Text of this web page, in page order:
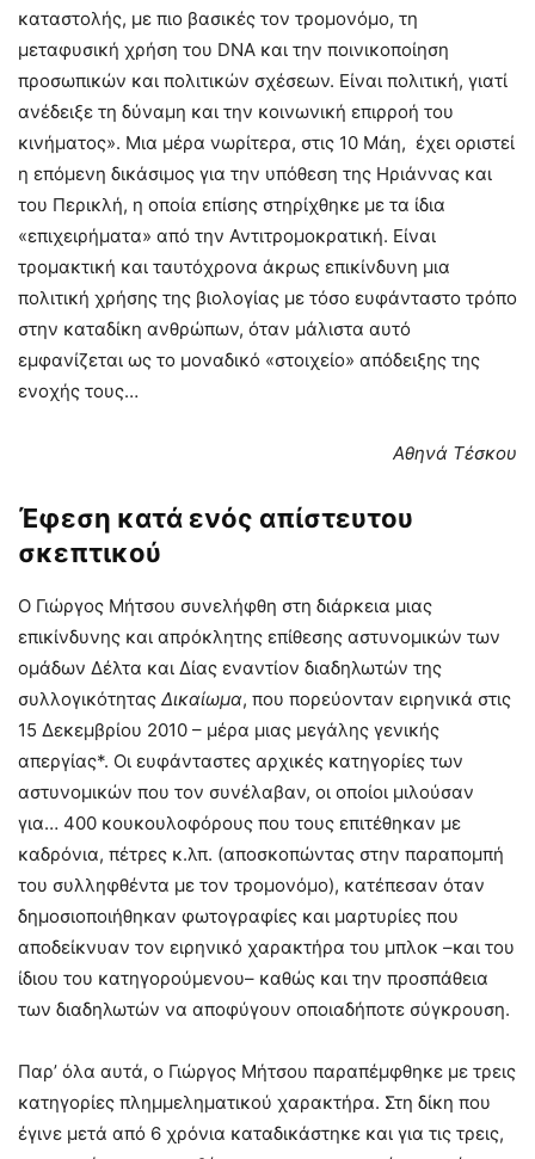
καταστολής, με πιο βασικές τον τρομονόμο, τη
μεταφυσική χρήση του DNA και την ποινικοποίηση
προσωπικών και πολιτικών σχέσεων. Είναι πολιτική, γιατί
ανέδειξε τη δύναμη και την κοινωνική επιρροή του
κινήματος». Mια μέρα νωρίτερα, στις 10 Μάη, έχει οριστεί
η επόμενη δικάσιμος για την υπόθεση της Ηριάννας και
του Περικλή, η οποία επίσης στηρίχθηκε με τα ίδια
«επιχειρήματα» από την Αντιτρομοκρατική. Είναι
τρομακτική και ταυτόχρονα άκρως επικίνδυνη μια
πολιτική χρήσης της βιολογίας με τόσο ευφάνταστο τρόπο
στην καταδίκη ανθρώπων, όταν μάλιστα αυτό
εμφανίζεται ως το μοναδικό «στοιχείο» απόδειξης της
ενοχής τους…
Αθηνά Τέσκου
Έφεση κατά ενός απίστευτου
σκεπτικού
Ο Γιώργος Μήτσου συνελήφθη στη διάρκεια μιας
επικίνδυνης και απρόκλητης επίθεσης αστυνομικών των
ομάδων Δέλτα και Δίας εναντίον διαδηλωτών της
συλλογικότητας Δικαίωμα, που πορεύονταν ειρηνικά στις
15 Δεκεμβρίου 2010 – μέρα μιας μεγάλης γενικής
απεργίας*. Οι ευφάνταστες αρχικές κατηγορίες των
αστυνομικών που τον συνέλαβαν, οι οποίοι μιλούσαν
για… 400 κουκουλοφόρους που τους επιτέθηκαν με
καδρόνια, πέτρες κ.λπ. (αποσκοπώντας στην παραπομπή
του συλληφθέντα με τον τρομονόμο), κατέπεσαν όταν
δημοσιοποιήθηκαν φωτογραφίες και μαρτυρίες που
αποδείκνυαν τον ειρηνικό χαρακτήρα του μπλοκ –και του
ίδιου του κατηγορούμενου– καθώς και την προσπάθεια
των διαδηλωτών να αποφύγουν οποιαδήποτε σύγκρουση.
Παρ’ όλα αυτά, ο Γιώργος Μήτσου παραπέμφθηκε με τρεις
κατηγορίες πλημμεληματικού χαρακτήρα. Στη δίκη που
έγινε μετά από 6 χρόνια καταδικάστηκε και για τις τρεις,